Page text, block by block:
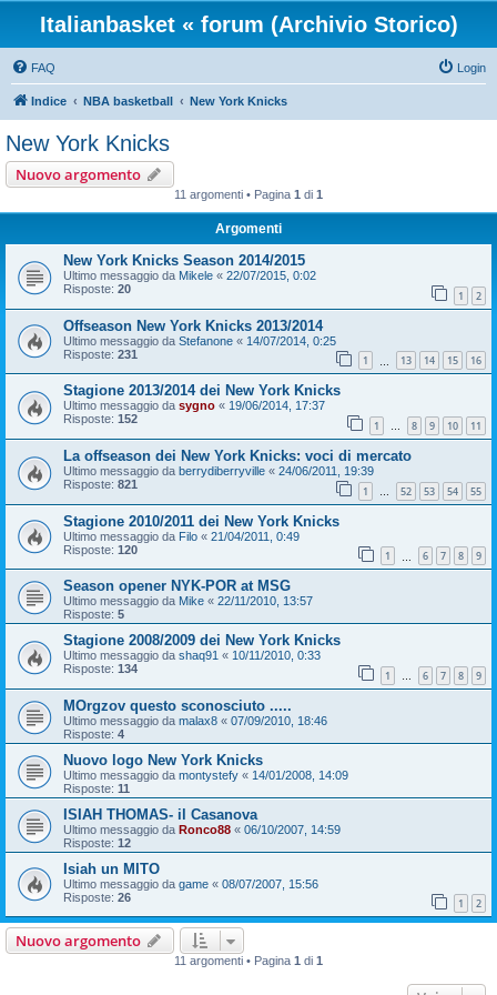
Italianbasket « forum (Archivio Storico)
FAQ Login
Indice NBA basketball New York Knicks
New York Knicks
Nuovo argomento
11 argomenti • Pagina 1 di 1
Argomenti
New York Knicks Season 2014/2015
Ultimo messaggio da Mikele « 22/07/2015, 0:02
Risposte: 20 1 2
Offseason New York Knicks 2013/2014
Ultimo messaggio da Stefanone « 14/07/2014, 0:25
Risposte: 231 1 13 14 15 16
Stagione 2013/2014 dei New York Knicks
Ultimo messaggio da sygno « 19/06/2014, 17:37
Risposte: 152 1 … 8 9 10 11
La offseason dei New York Knicks: voci di mercato
Ultimo messaggio da berrydiberryville « 24/06/2011, 19:39
Risposte: 821 1 … 52 53 54 55
Stagione 2010/2011 dei New York Knicks
Ultimo messaggio da Filo « 21/04/2011, 0:49
Risposte: 120 1 6 7 8 9
Season opener NYK-POR at MSG
Ultimo messaggio da Mike « 22/11/2010, 13:57
Risposte: 5
Stagione 2008/2009 dei New York Knicks
Ultimo messaggio da shaq91 « 10/11/2010, 0:33
Risposte: 134 1 … 6 7 8 9
MOrgzov questo sconosciuto .....
Ultimo messaggio da malax8 « 07/09/2010, 18:46
Risposte: 4
Nuovo logo New York Knicks
Ultimo messaggio da montystefy « 14/01/2008, 14:09
Risposte: 11
ISIAH THOMAS- il Casanova
Ultimo messaggio da Ronco88 « 06/10/2007, 14:59
Risposte: 12
Isiah un MITO
Ultimo messaggio da game « 08/07/2007, 15:56
Risposte: 26 1 2
Nuovo argomento
11 argomenti • Pagina 1 di 1